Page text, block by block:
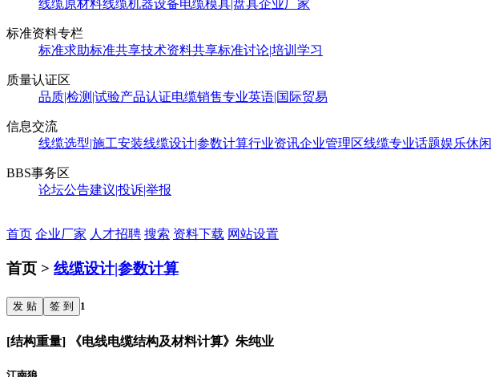
线缆原材料线缆机器设备电缆模具|盘具企业厂家
标准资料专栏
标准求助标准共享技术资料共享标准讨论|培训学习
质量认证区
品质|检测|试验产品认证电缆销售专业英语|国际贸易
信息交流
线缆选型|施工安装线缆设计|参数计算行业资讯企业管理区线缆专业话题娱乐休闲
BBS事务区
论坛公告建议|投诉|举报
首页 企业厂家 人才招聘 搜索 资料下载 网站设置
首页 > 线缆设计|参数计算
发 贴 签 到 1
[结构重量] 《电线电缆结构及材料计算》朱纯业